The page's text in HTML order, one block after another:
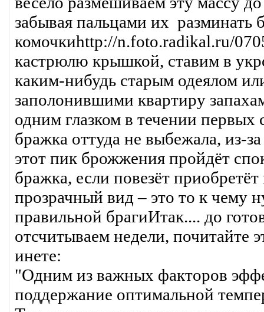
забывая пальцами их разминать
комочкиhttp://n.foto.radikal.ru/
кастрюлю крышкой, ставим в
каким-нибудь старым одеялом
заполонившими квартиру
одним глазком в течении
бражка оттуда не выбежала, из-
этот пик брожжения пройдёт
бражка, если повезёт
прозрачный вид – это то к чему
правильной брагиИтак.... до
отсчитываем недели, почитайте
инете:
"Одним из важных факторов
поддержание оптимальной